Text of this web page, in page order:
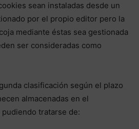
sean instaladas desde un
por el propio editor pero la
mediante éstas sea gestionada
ser consideradas como
clasificación según el plazo
almacenadas en el
tratarse de: